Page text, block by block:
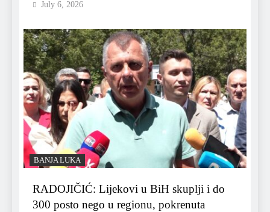
July 6, 2026
BANJA LUKA
RADOJIČIĆ: Lijekovi u BiH skuplji i do
300 posto nego u regionu, pokrenuta